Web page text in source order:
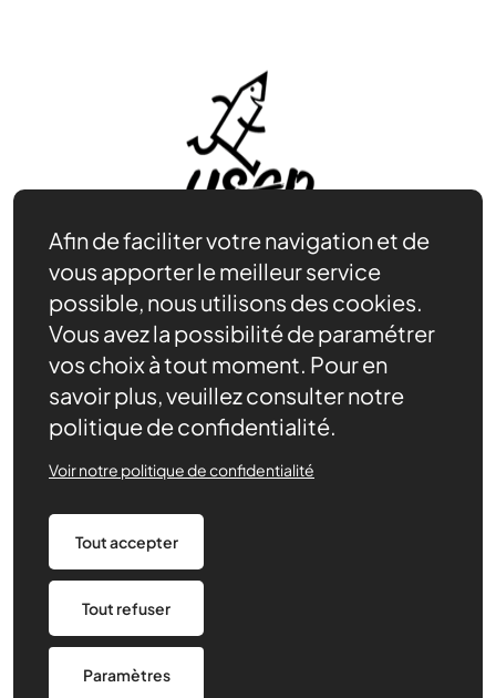
Être bénévole
Nos ressources
Nos ambitions
Actualités
Agenda
Nous soutenir
Cartographie
Politique de confidentialité
Afin de faciliter votre navigation et de
vous apporter le meilleur service
possible, nous utilisons des cookies.
Vous avez la possibilité de paramétrer
vos choix à tout moment. Pour en
savoir plus, veuillez consulter notre
politique de confidentialité.
Tout accepter
Tout refuser
Paramètres
Voir notre politique de confidentialité